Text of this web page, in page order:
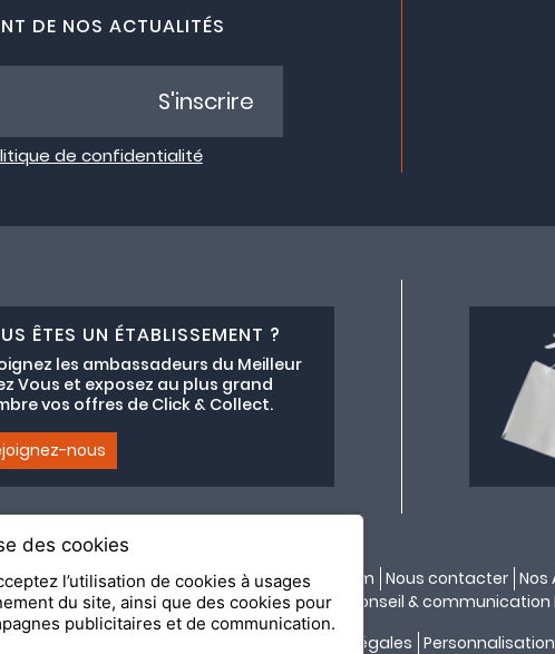
DE NOS ACTUALITÉS
de confidentialité
S'inscrire
ÊTES UN ÉTABLISSEMENT ?
les ambassadeurs du Meilleur
Vous et exposez au plus grand
vos offres de Click & Collect.
nous
Adhésion au collectif lemeilleurchezvous.com Nous contacter Nos
Chez Vous, édité parAPI & YOU| Agence conseil & communication
Mentions légales
des cookies
l’utilisation de cookies à usages
du site, ainsi que des cookies pour
publicitaires et de communication.